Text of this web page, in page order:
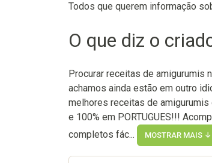
Todos que querem informação
O que diz o
Procurar receitas de amigurumis
achamos ainda estão em outro
melhores receitas de
e 100% em PORTUGUES!!!
completos fác...
MOSTRAR MAIS ↓